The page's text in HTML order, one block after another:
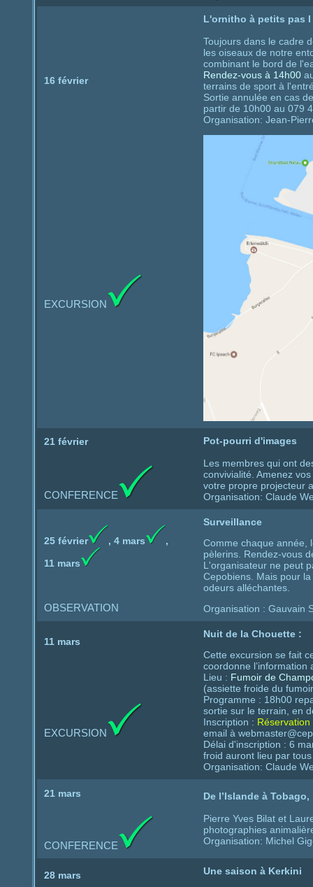
16 février
L'ornitho à petits pas
Toujours dans le cadre
les oiseaux de notre
combinant le bord de
Rendez-vous à 14h00
terrains de sport à
Sortie annulée en cas
partir de 10h00 au 079
Organisation: Jean-
EXCURSION
21 février
Pot-pourri d'images
Les membres qui ont
convivialité. Amenez
votre propre projecteur
Organisation: Claude
CONFERENCE
25 février , 4 mars
,
11 mars
Surveillance
Comme chaque année,
pèlerins. Rendez-vous
L'organisateur ne peut
Cepobiens. Mais pour
odeurs alléchantes.
Organisation : Gauvain
OBSERVATION
11 mars
Nuit de la Chouette :
Cette excursion se fait
coordonne
Lieu : Fumoir de
(assiette froide du
Programme : 18h00
sortie sur le terrain, en
Inscription :
email à
Délai d'inscription : 6
froid auront lieu par
Organisation: Claude
EXCURSION
21 mars
De l’Islande à
Pierre Yves Bilat et
photographies
Organisation: Michel
CONFERENCE
28 mars
Une saison à Kerkini